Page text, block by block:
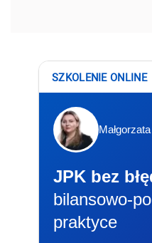
SZKOLENIE ONLINE
JPK bez
bilansowo-
praktyce